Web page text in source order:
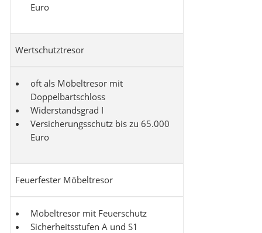
Euro
Wertschutztresor
oft als Möbeltresor mit
Doppelbartschloss
Widerstandsgrad I
Versicherungsschutz bis zu 65.000
Euro
Feuerfester Möbeltresor
Möbeltresor mit Feuerschutz
Sicherheitsstufen A und S1